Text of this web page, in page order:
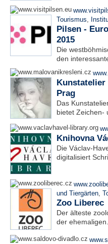
Tourismus,
Pilsen -
2015
Die
den
Kunstatelier
Prag
Das
bietet Zeichen-
Knihovna
Die Václav-
digitalisiert
und Tiergärten,
Zoo Liberec
Der älteste
der